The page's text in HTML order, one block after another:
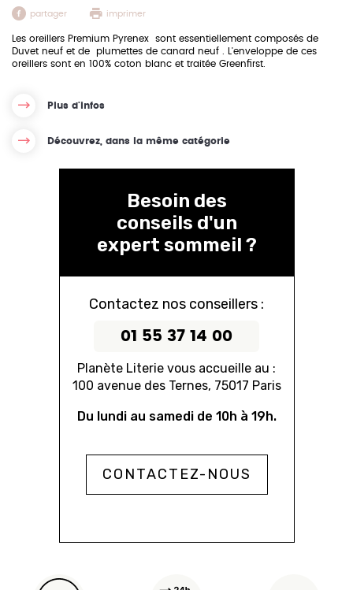
partager imprimer
Les oreillers Premium Pyrenex sont essentiellement composés de
Duvet neuf et de plumettes de canard neuf . L'enveloppe de ces
oreillers sont en 100% coton blanc et traitée Greenfirst.
Plus d'infos
Découvrez, dans la même catégorie
Besoin des
conseils d'un
expert sommeil ?
Contactez nos conseillers :
01 55 37 14 00
Planète Literie vous accueille au :
100 avenue des Ternes, 75017 Paris
Du lundi au samedi de 10h à 19h.
CONTACTEZ-NOUS